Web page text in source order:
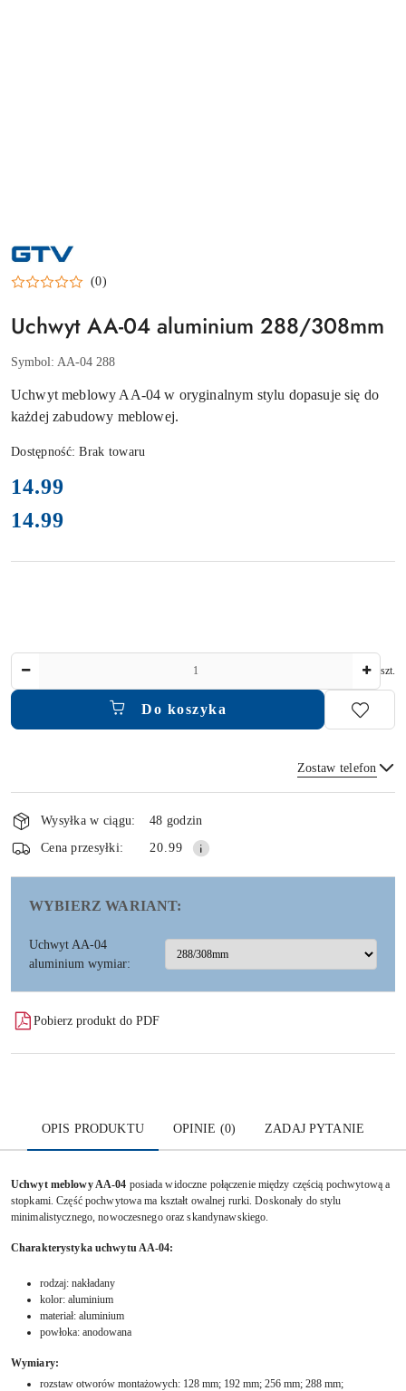
NAZWA
PRODUCENTA:
GTV
(0)
Uchwyt AA-04 aluminium 288/308mm
Symbol: AA-04 288
Uchwyt meblowy AA-04 w oryginalnym stylu dopasuje się do
każdej zabudowy meblowej.
Dostępność:Brak towaru
cena:
14.99
Cena:
14.99
szt.
Do koszyka
Zostaw telefon
Wyślij
Dostępność
i
dostawa
Wysyłka w ciągu:
48 godzin
Cena przesyłki:
20.99
WYBIERZ WARIANT:
Uchwyt AA-04
aluminium wymiar:
Pobierz produkt do PDF
OPIS PRODUKTU OPINIE (0) ZADAJ PYTANIE
Uchwyt meblowy AA-04 posiada widoczne połączenie między częścią pochwytową a
stopkami. Część pochwytowa ma kształt owalnej rurki. Doskonały do stylu
minimalistycznego, nowoczesnego oraz skandynawskiego.
Charakterystyka uchwytu AA-04:
rodzaj: nakładany
kolor: aluminium
materiał: aluminium
powłoka: anodowana
Wymiary:
rozstaw otworów montażowych: 128 mm; 192 mm; 256 mm; 288 mm;